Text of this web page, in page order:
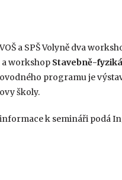
a SPŠ Volyně dva
a workshop Stavebně-
programu je
školy.
k semináři podá